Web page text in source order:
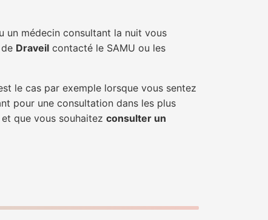
un médecin consultant la nuit vous
Draveil contacté le SAMU ou les
le cas par exemple lorsque vous sentez
pour une consultation dans les plus
que vous souhaitez consulter un